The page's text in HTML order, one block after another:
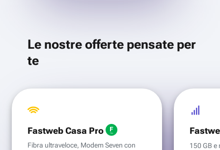
Le nostre offerte pensate per
te
Fastweb Casa Pro
Fibra ultraveloce, Modem Seven con
150 GB e